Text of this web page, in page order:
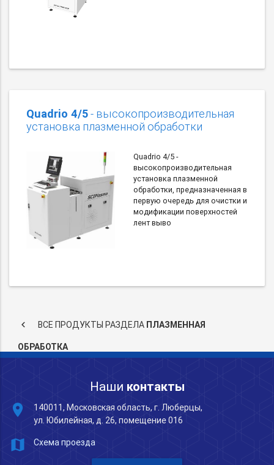
Quadrio 4/5- высокопроизводительная
установка плазменной обработки
Quadrio 4/5 -
высокопроизводительная
установка плазменной
обработки, предназначенная в
первую очередь для очистки и
модификации поверхностей
лент выво
keyboard_arrow_left ВСЕ ПРОДУКТЫ РАЗДЕЛА ПЛАЗМЕННАЯ
ОБРАБОТКА
Наши контакты
place
140011, Московская область, г. Люберцы,
ул. Юбилейная, д. 26, помещение 016
map Схема проезда